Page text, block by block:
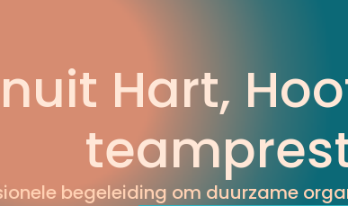
Hart,
begeleiding om duurzame